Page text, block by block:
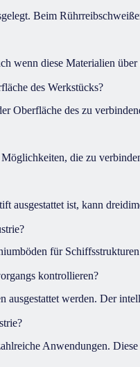
Beim
wenn diese Materialien
des Werkstücks?
Oberfläche des zu
die zu
ausgestattet ist, kann
für
kontrollieren?
werden. Der
Anwendungen.